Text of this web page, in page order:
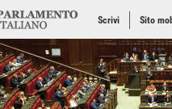
Scrivi Sito